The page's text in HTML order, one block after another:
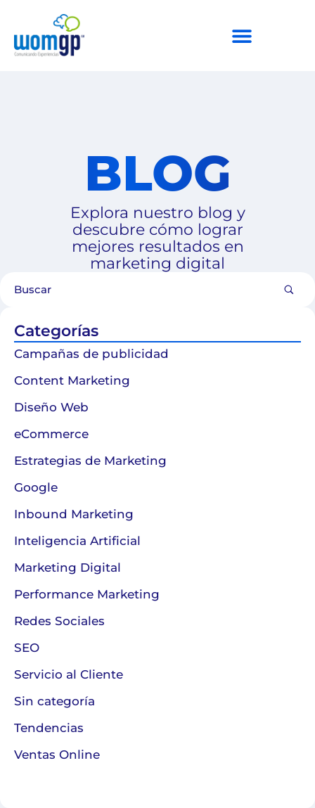
BLOG
Explora nuestro blog y
descubre cómo lograr
mejores resultados en
marketing digital
Categorías
Campañas de publicidad
Content Marketing
Diseño Web
eCommerce
Estrategias de Marketing
Google
Inbound Marketing
Inteligencia Artificial
Marketing Digital
Performance Marketing
Redes Sociales
SEO
Servicio al Cliente
Sin categoría
Tendencias
Ventas Online